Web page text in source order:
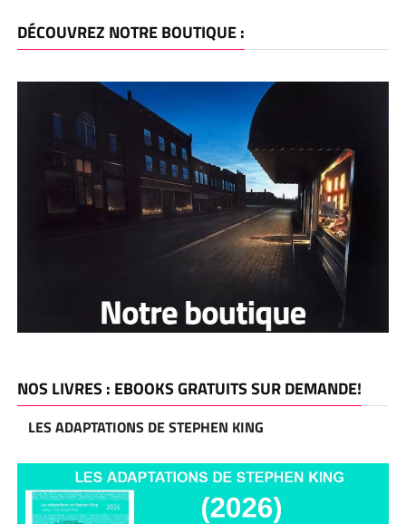
DÉCOUVREZ NOTRE BOUTIQUE :
NOS LIVRES : EBOOKS GRATUITS SUR DEMANDE!
LES ADAPTATIONS DE STEPHEN KING